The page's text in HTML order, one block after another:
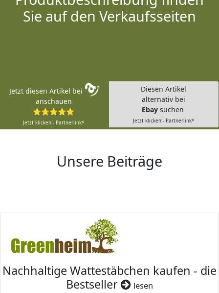
Sie auf den Verkaufsseiten
Jetzt diesen Artikel bei
anschauen
⭐⭐⭐⭐⭐
Jetzt klicken!- Partnerlink*
Diesen Artikel
alternativ bei
Ebay suchen
Jetzt klicken!- Partnerlink*
Unsere Beiträge
Nachhaltige Wattestäbchen kaufen - die
Bestseller
lesen